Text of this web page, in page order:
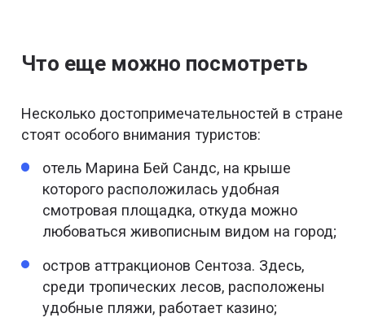
Что еще можно посмотреть
Несколько достопримечательностей в стране
стоят особого внимания туристов:
отель Марина Бей Сандс, на крыше
которого расположилась удобная
смотровая площадка, откуда можно
любоваться живописным видом на город;
остров аттракционов Сентоза. Здесь,
среди тропических лесов, расположены
удобные пляжи, работает казино;